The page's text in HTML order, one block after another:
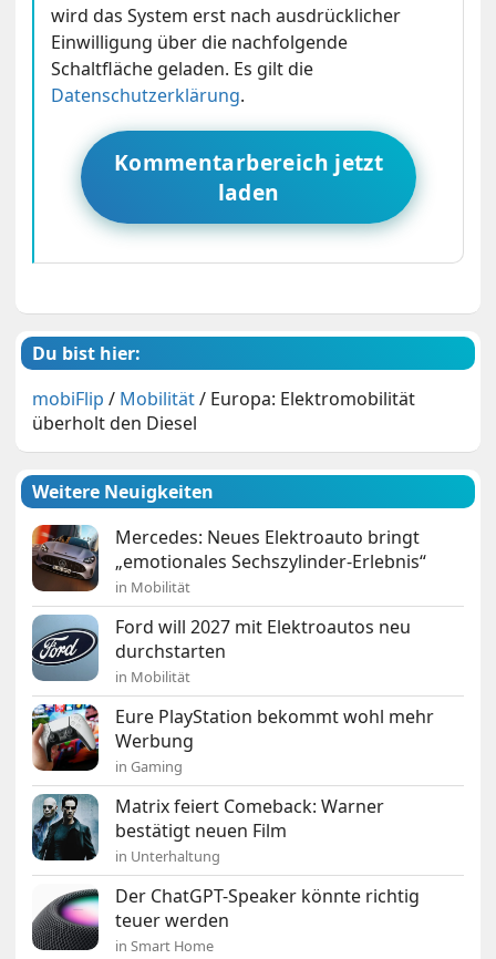
wird das System erst nach ausdrücklicher
Einwilligung über die nachfolgende
Schaltfläche geladen. Es gilt die
Datenschutzerklärung.
Kommentarbereich jetzt
laden
Du bist hier:
mobiFlip / Mobilität/ Europa: Elektromobilität
überholt den Diesel
Weitere Neuigkeiten
Mercedes: Neues Elektroauto bringt
„emotionales Sechszylinder-Erlebnis“
in Mobilität
Ford will 2027 mit Elektroautos neu
durchstarten
in Mobilität
Eure PlayStation bekommt wohl mehr
Werbung
in Gaming
Matrix feiert Comeback: Warner
bestätigt neuen Film
in Unterhaltung
Der ChatGPT-Speaker könnte richtig
teuer werden
in Smart Home